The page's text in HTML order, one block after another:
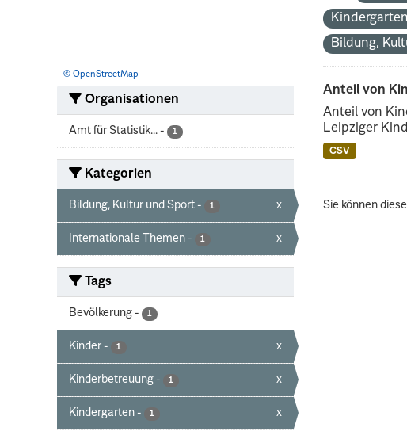
© OpenStreetMap
Organisationen
Amt für Statistik... - 1
Kategorien
Bildung, Kultur und Sport - 1 x
Internationale Themen - 1 x
Tags
Bevölkerung - 1
Kinder - 1 x
Kinderbetreuung - 1 x
Kindergarten - 1 x
Bildung,
Anteil von
Anteil von
Leipziger
CSV
Sie können